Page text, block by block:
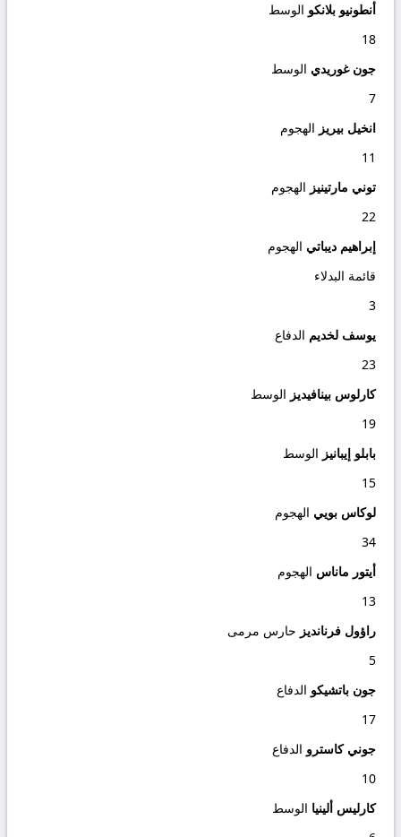
أنطونيو بلانكو الوسط
18
جون غوريدي الوسط
7
انخيل بيريز الهجوم
11
توني مارتينيز الهجوم
22
إبراهيم ديباتي الهجوم
قائمة البدلاء
3
يوسف لخديم الدفاع
23
كارلوس بينافيديز الوسط
19
بابلو إيبانيز الوسط
15
لوكاس بويي الهجوم
34
أيتور ماناس الهجوم
13
راؤول فرنانديز حارس مرمى
5
جون باتشيكو الدفاع
17
جوني كاسترو الدفاع
10
كارليس ألينيا الوسط